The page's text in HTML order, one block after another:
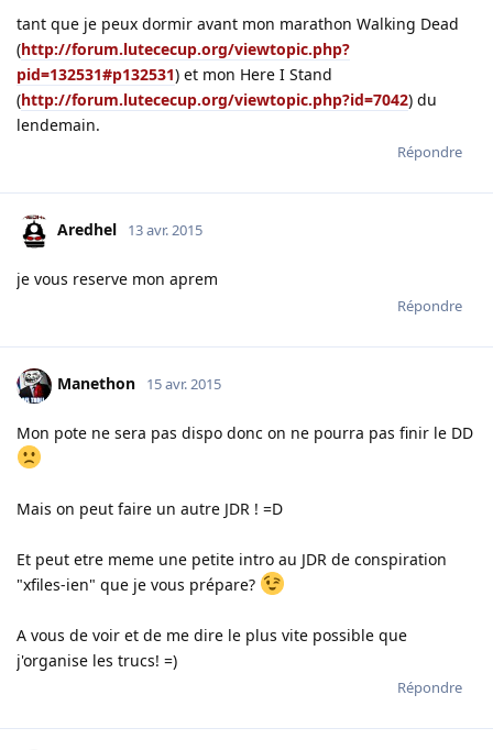
tant que je peux dormir avant mon marathon Walking Dead
(http://forum.lutececup.org/viewtopic.php?
pid=132531#p132531) et mon Here I Stand
(http://forum.lutececup.org/viewtopic.php?id=7042) du
lendemain.
Répondre
Aredhel 13 avr. 2015
je vous reserve mon aprem
Répondre
Manethon 15 avr. 2015
Mon pote ne sera pas dispo donc on ne pourra pas finir le DD
Mais on peut faire un autre JDR ! =D
Et peut etre meme une petite intro au JDR de conspiration
"xfiles-ien" que je vous prépare?
A vous de voir et de me dire le plus vite possible que
j'organise les trucs! =)
Répondre